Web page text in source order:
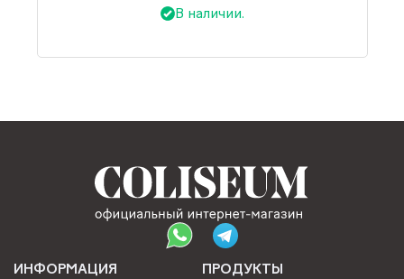
В наличии.
ИНФОРМАЦИЯ ПРОДУКТЫ